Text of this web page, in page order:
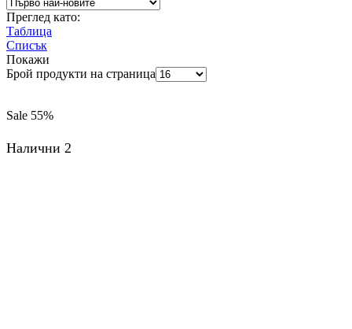
Преглед като:
Таблица
Списък
Покажи
Брой продукти на страница
Sale 55%
Налични 2